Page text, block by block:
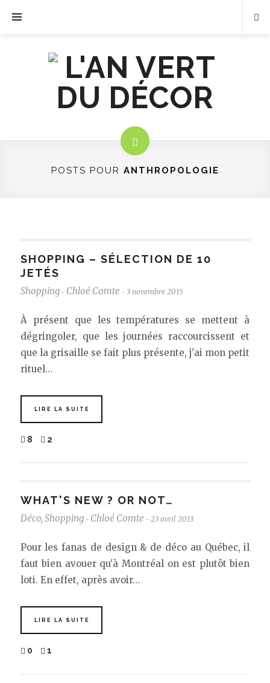
POSTS POUR ANTHROPOLOGIE
SHOPPING – SÉLECTION DE 10
JETÉS
Shopping - Chloé Comte - 3 novembre 2015
À présent que les températures se mettent à
dégringoler, que les journées raccourcissent et
que la grisaille se fait plus présente, j'ai mon petit
rituel…
LIRE LA SUITE
8 2
WHAT'S NEW ? OR NOT…
Déco, Shopping - Chloé Comte - 23 avril 2013
Pour les fanas de design & de déco au Québec, il
faut bien avouer qu'à Montréal on est plutôt bien
loti. En effet, après avoir…
LIRE LA SUITE
0 1